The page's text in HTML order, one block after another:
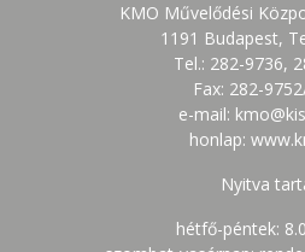
KMO Művelődési
1191 Budapest,
Tel.: 282-9736,
Fax: 282-
e-mail:
honlap:
Nyitva
hétfő-péntek: